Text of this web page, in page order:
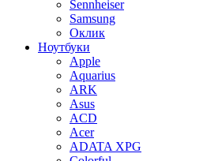
Sennheiser
Samsung
Оклик
Ноутбуки
Apple
Aquarius
ARK
Asus
ACD
Acer
ADATA XPG